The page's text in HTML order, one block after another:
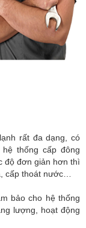
rất đa dạng, có
thống cấp đông
độ đơn giản hơn thì
cấp thoát nước…
bảo cho hệ thống
lượng, hoạt động